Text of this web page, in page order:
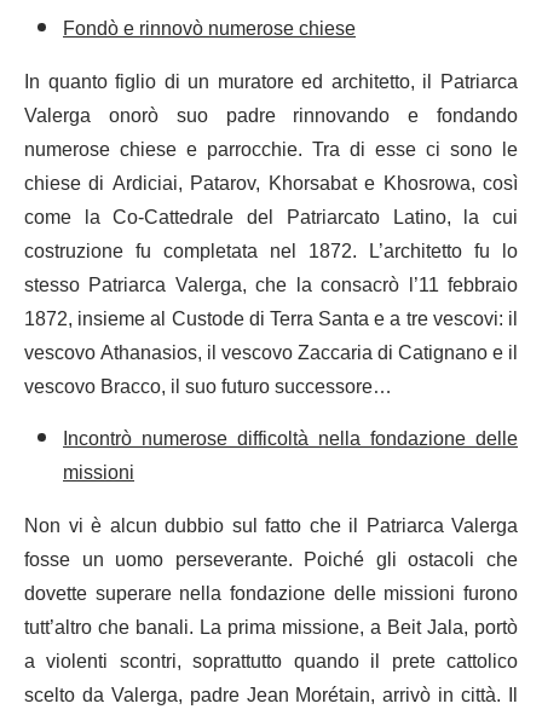
Fondò e rinnovò numerose chiese
In quanto figlio di un muratore ed architetto, il Patriarca
Valerga onorò suo padre rinnovando e fondando
numerose chiese e parrocchie. Tra di esse ci sono le
chiese di Ardiciai, Patarov, Khorsabat e Khosrowa, così
come la Co-Cattedrale del Patriarcato Latino, la cui
costruzione fu completata nel 1872. L’architetto fu lo
stesso Patriarca Valerga, che la consacrò l’11 febbraio
1872, insieme al Custode di Terra Santa e a tre vescovi: il
vescovo Athanasios, il vescovo Zaccaria di Catignano e il
vescovo Bracco, il suo futuro successore…
Incontrò numerose difficoltà nella fondazione delle
missioni
Non vi è alcun dubbio sul fatto che il Patriarca Valerga
fosse un uomo perseverante. Poiché gli ostacoli che
dovette superare nella fondazione delle missioni furono
tutt’altro che banali. La prima missione, a Beit Jala, portò
a violenti scontri, soprattutto quando il prete cattolico
scelto da Valerga, padre Jean Morétain, arrivò in città. Il